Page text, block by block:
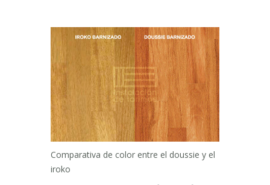
Comparativa de color entre el doussie y el
iroko